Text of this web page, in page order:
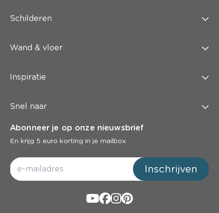
Schilderen
Wand & vloer
Inspiratie
Snel naar
Abonneer je op onze nieuwsbrief
En krijg 5 euro korting in je mailbox
Inschrijven